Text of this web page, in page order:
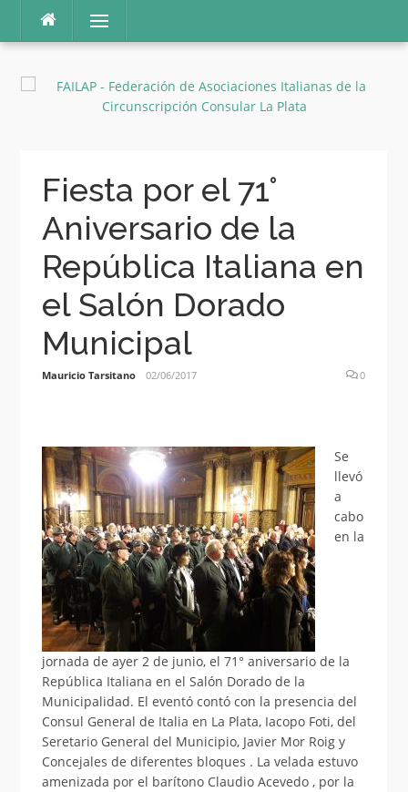
contenido
Menú
Fiesta por el 71°
Aniversario de la
República Italiana en
el Salón Dorado
Municipal
Mauricio Tarsitano 02/06/2017 0
Se
llevó
a
cabo
en la
jornada de ayer 2 de junio, el 71° aniversario de la
República Italiana en el Salón Dorado de la
Municipalidad. El eventó contó con la presencia del
Consul General de Italia en La Plata, Iacopo Foti, del
Seretario General del Municipio, Javier Mor Roig y
Concejales de diferentes bloques . La velada estuvo
amenizada por el barítono Claudio Acevedo , por la